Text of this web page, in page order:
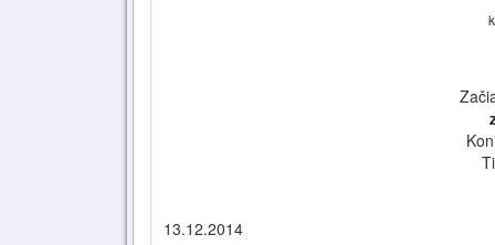
13.12.2014